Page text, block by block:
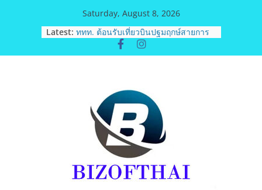
Saturday, August 8, 2026
Latest: ททท. ต้อนรับเที่ยวบินปฐมฤกษ์สายการ
บิน TransNusa Airlines เส้นทาง
จาการ์ตา-กรุงเทพฯ เสริม Air
ม.วลัยลักษณ์ จับมือ รพ.กรุงเทพสิริโรจน์
ยกระดับสารสนเทศการแพทย์-
เวชศาสตร์ป้องกัน สู่ศูนย์กลางภาคใต้
ตอนบน
รฟท. เปิดเวทีรับฟังความคิดเห็น
ประชาชน ครั้งที่ 2 โครงการรถไฟฟ้า
สายสีแดงเข้ม “วงเวียนใหญ่–มหาชัย”
เดินหน้าพัฒนาโครงการบนพื้นฐานข้อ